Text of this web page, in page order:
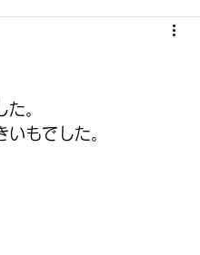
。
もでした。